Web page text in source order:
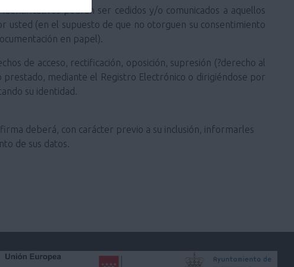
podrán ser cedidos y/o comunicados a aquellos
usted (en el supuesto de que no otorguen su consentimiento
en papel).
de acceso, rectificación, oposición, supresión (?derecho al
mediante el Registro Electrónico o dirigiéndose por
su identidad.
deberá, con carácter previo a su inclusión, informarles
de sus datos.